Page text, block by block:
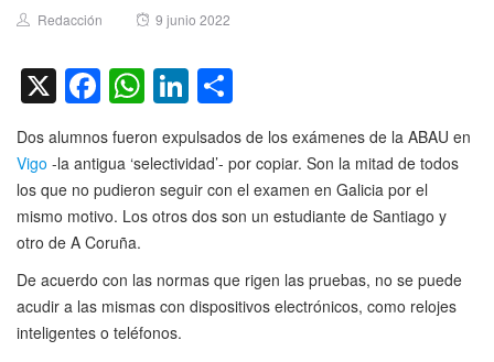
Author
Redacción
Posted
9 junio 2022
X Facebook
WhatsApp
LinkedIn
Dos alumnos fueron expulsados de los exámenes de la ABAU en
Vigo -la antigua ‘selectividad’- por copiar. Son la mitad de todos
los que no pudieron seguir con el examen en Galicia por el
mismo motivo. Los otros dos son un estudiante de Santiago y
otro de A Coruña.
De acuerdo con las normas que rigen las pruebas, no se puede
acudir a las mismas con dispositivos electrónicos, como relojes
inteligentes o teléfonos.